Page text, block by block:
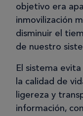
objetivo era
inmovilización
disminuir el
de nuestro
El sistema
la calidad de
ligereza y
información,